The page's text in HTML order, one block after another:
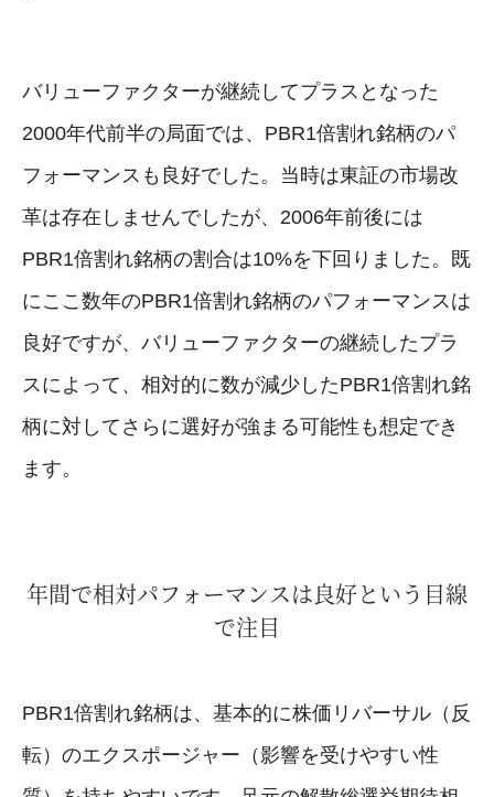
バリューファクターが継続してプラスとなった
2000年代前半の局面では、PBR1倍割れ銘柄のパ
フォーマンスも良好でした。当時は東証の市場改
革は存在しませんでしたが、2006年前後には
PBR1倍割れ銘柄の割合は10%を下回りました。既
にここ数年のPBR1倍割れ銘柄のパフォーマンスは
良好ですが、バリューファクターの継続したプラ
スによって、相対的に数が減少したPBR1倍割れ銘
柄に対してさらに選好が強まる可能性も想定でき
ます。
年間で相対パフォーマンスは良好という目線
で注目
PBR1倍割れ銘柄は、基本的に株価リバーサル（反
転）のエクスポージャー（影響を受けやすい性